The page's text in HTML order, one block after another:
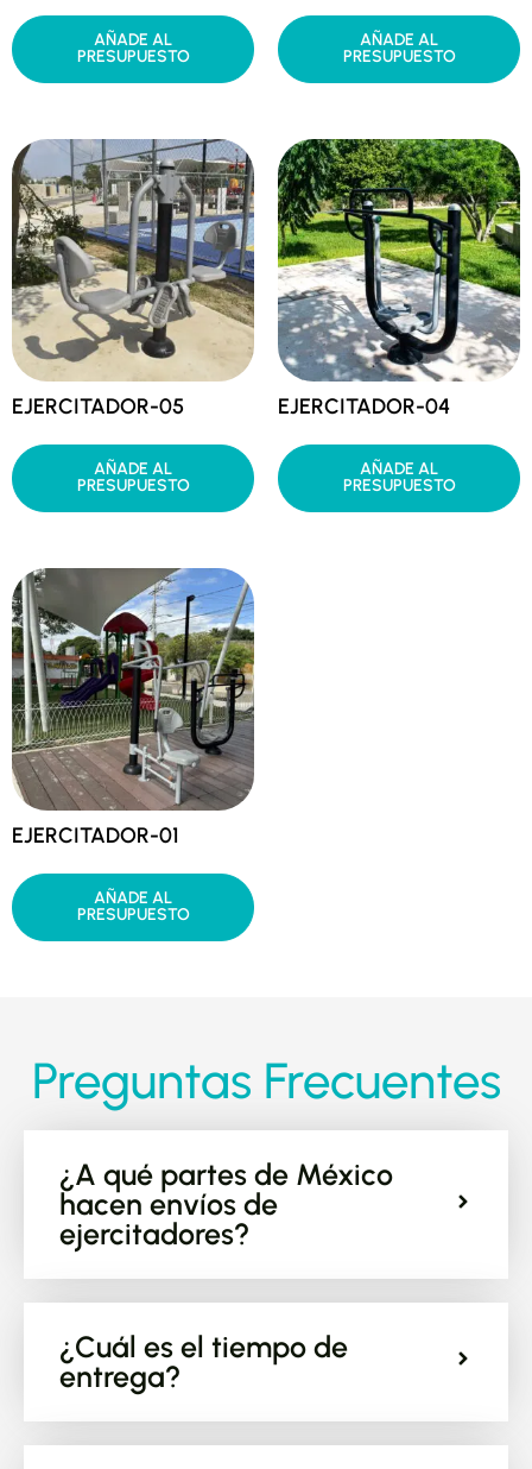
AÑADE AL
PRESUPUESTO
AÑADE AL
PRESUPUESTO
EJERCITADOR-05
AÑADE AL
PRESUPUESTO
EJERCITADOR-04
AÑADE AL
PRESUPUESTO
EJERCITADOR-01
AÑADE AL
PRESUPUESTO
Preguntas Frecuentes
¿A qué partes de México
hacen envíos de
ejercitadores?
¿Cuál es el tiempo de
entrega?